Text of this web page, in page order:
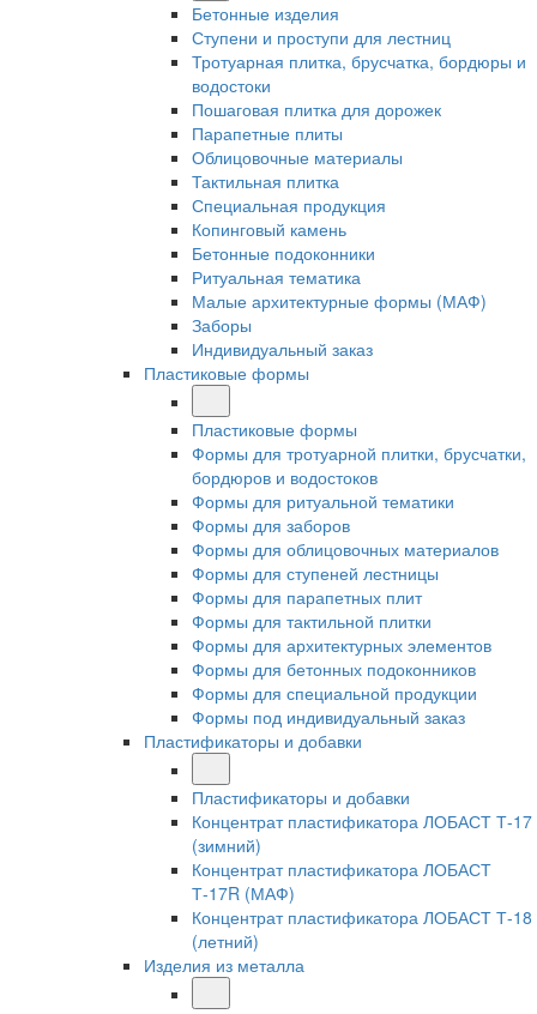
Бетонные изделия
Ступени и проступи для лестниц
Тротуарная плитка, брусчатка, бордюры и
водостоки
Пошаговая плитка для дорожек
Парапетные плиты
Облицовочные материалы
Тактильная плитка
Специальная продукция
Копинговый камень
Бетонные подоконники
Ритуальная тематика
Малые архитектурные формы (МАФ)
Заборы
Индивидуальный заказ
Пластиковые формы
Пластиковые формы
Формы для тротуарной плитки, брусчатки,
бордюров и водостоков
Формы для ритуальной тематики
Формы для заборов
Формы для облицовочных материалов
Формы для ступеней лестницы
Формы для парапетных плит
Формы для тактильной плитки
Формы для архитектурных элементов
Формы для бетонных подоконников
Формы для специальной продукции
Формы под индивидуальный заказ
Пластификаторы и добавки
Пластификаторы и добавки
Концентрат пластификатора ЛОБАСТ Т-17
(зимний)
Концентрат пластификатора ЛОБАСТ
Т-17R (МАФ)
Концентрат пластификатора ЛОБАСТ Т-18
(летний)
Изделия из металла